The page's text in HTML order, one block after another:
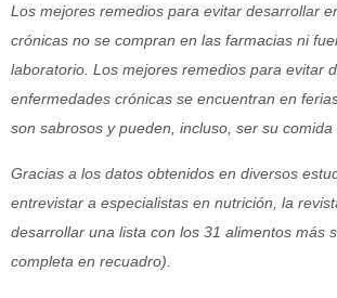
Los mejores remedios para evitar desarrollar
crónicas no se compran en las farmacias ni
laboratorio. Los mejores remedios para evitar
enfermedades crónicas se encuentran en
son sabrosos y pueden, incluso, ser su comida
Gracias a los datos obtenidos en diversos
entrevistar a especialistas en nutrición, la
desarrollar una lista con los 31 alimentos más
completa en recuadro).